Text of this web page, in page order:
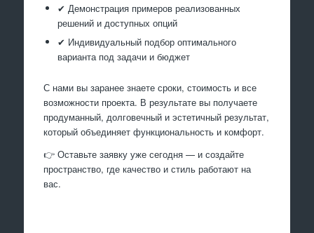
✔ Демонстрация примеров реализованных
решений и доступных опций
✔ Индивидуальный подбор оптимального
варианта под задачи и бюджет
С нами вы заранее знаете сроки, стоимость и все
возможности проекта. В результате вы получаете
продуманный, долговечный и эстетичный результат,
который объединяет функциональность и комфорт.
👉 Оставьте заявку уже сегодня — и создайте
пространство, где качество и стиль работают на
вас.